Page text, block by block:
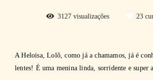
3127 visualizações 23
A Heloisa, Lolô, como já a chamamos, já é
lentes! É uma menina linda, sorridente e super